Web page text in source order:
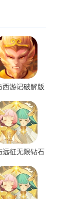
西游记破解版
远征无限钻石
版